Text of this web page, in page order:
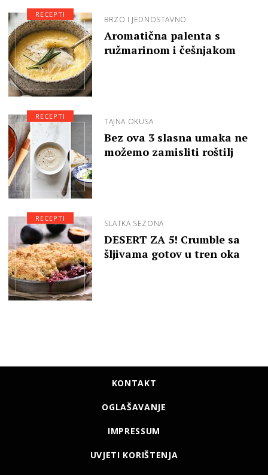
BRZO I JEDNOSTAVNO
Aromatična palenta s
ružmarinom i češnjakom
RECEPTI
TAJNA OKUSA
Bez ova 3 slasna umaka ne
možemo zamisliti roštilj
RECEPTI
SLATKA SEZONA
DESERT ZA 5! Crumble sa
šljivama gotov u tren oka
RECEPTI
KONTAKT
OGLAŠAVANJE
IMPRESSUM
UVJETI KORIŠTENJA